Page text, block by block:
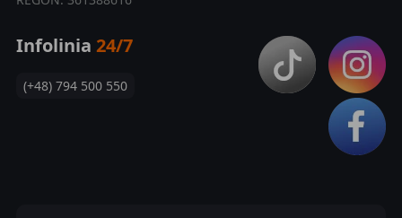
Infolinia 24/7
(+48) 794 500 550